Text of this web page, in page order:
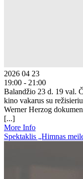
2026 04 23
19:00 - 21:00
Balandžio 23 d. 19 val.
kino vakarus su
Werner Herzog
[...]
More Info
Spektaklis „Himnas